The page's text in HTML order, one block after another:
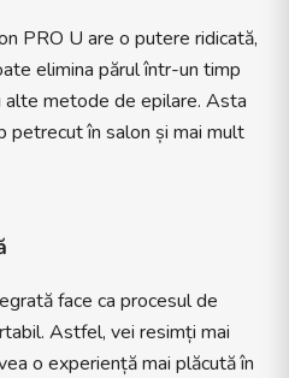
PRO U are o putere ridicată,
elimina părul într-un timp
alte metode de epilare. Asta
petrecut în salon și mai mult
face ca procesul de
Astfel, vei resimți mai
o experiență mai plăcută în